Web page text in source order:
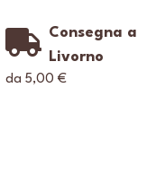
Consegna a
Livorno
da 5,00 €